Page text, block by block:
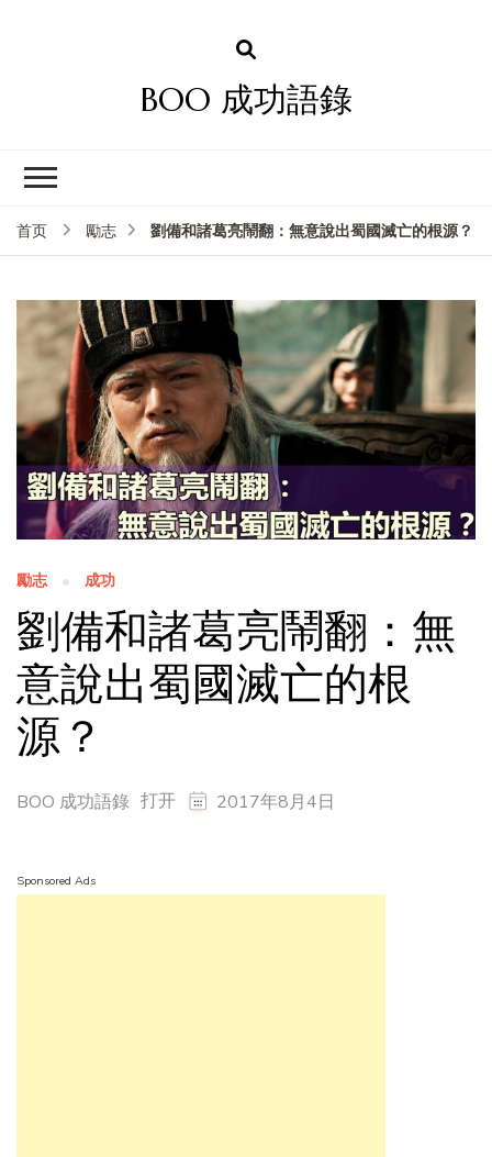
BOO 成功語錄
首页 勵志 劉備和諸葛亮鬧翻：無意說出蜀國滅亡的根源？
勵志 成功
劉備和諸葛亮鬧翻：無
意說出蜀國滅亡的根
源？
BOO 成功語錄 打开 2017年8月4日
Sponsored Ads